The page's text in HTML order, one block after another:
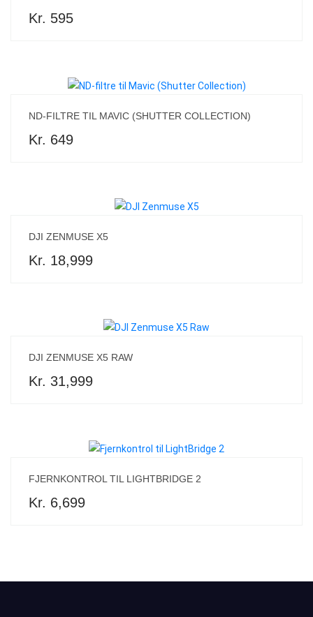
Kr. 595
ND-FILTRE TIL MAVIC (SHUTTER COLLECTION)
Kr. 649
DJI ZENMUSE X5
Kr. 18,999
DJI ZENMUSE X5 RAW
Kr. 31,999
FJERNKONTROL TIL LIGHTBRIDGE 2
Kr. 6,699